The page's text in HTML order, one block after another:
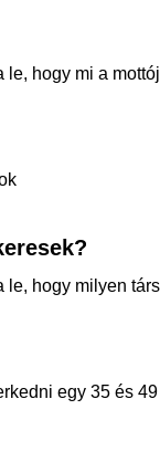
le, hogy mi a
le, hogy milyen
egy 35 és